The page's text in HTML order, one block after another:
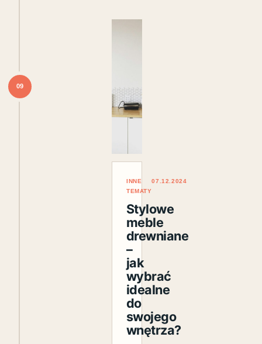
09
INNE
TEMATY
07.12.2024
Stylowe
meble
drewniane
–
jak
wybrać
idealne
do
swojego
wnętrza?